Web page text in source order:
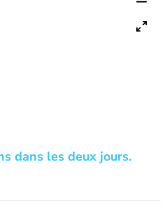
dans les deux jours.